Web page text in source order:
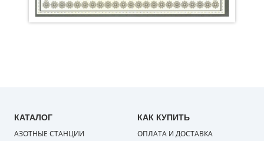
КАТАЛОГ
АЗОТНЫЕ СТАНЦИИ
КАК КУПИТЬ
ОПЛАТА И ДОСТАВКА